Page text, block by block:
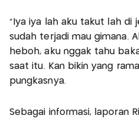
"Iya iya lah aku takut lah di
sudah terjadi mau gimana.
heboh, aku nggak tahu
saat itu. Kan bikin yang
pungkasnya.
Sebagai informasi, laporan